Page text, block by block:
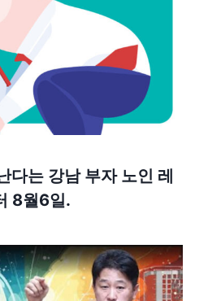
다는 강남 부자 노인 레
8월6일.